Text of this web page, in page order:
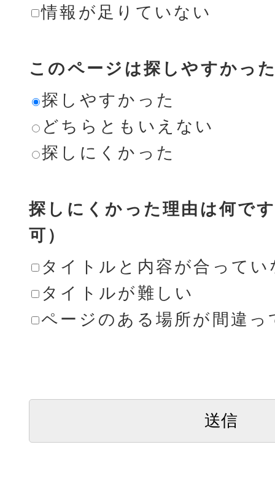
情報が足りていない
このページは探しやすかっ
探しやすかった
どちらともいえない
探しにくかった
探しにくかった理由は何で
可）
タイトルと内容が合ってい
タイトルが難しい
ページのある場所が間違っ